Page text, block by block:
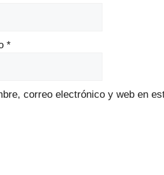
*
correo electrónico y web en